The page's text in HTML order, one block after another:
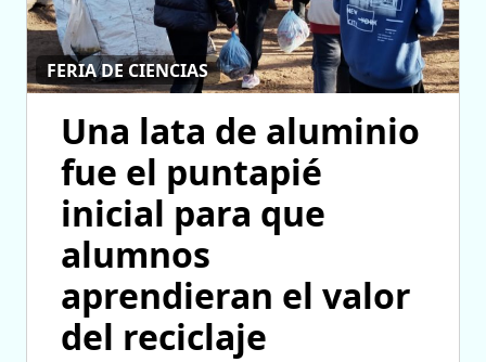
FERIA DE CIENCIAS
Una lata de aluminio
fue el puntapié
inicial para que
alumnos
aprendieran el valor
del reciclaje